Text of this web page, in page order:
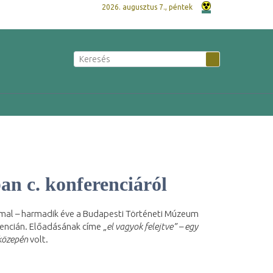
2026. augusztus 7., péntek
c. konferenciáról
– harmadik éve a Budapesti Történeti Múzeum
Előadásának címe
„el vagyok felejtve” – egy
volt.